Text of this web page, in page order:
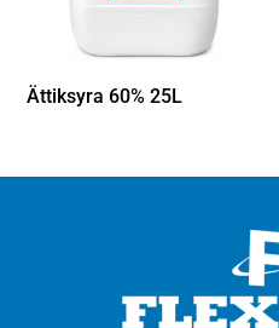
Ättiksyra 60% 25L